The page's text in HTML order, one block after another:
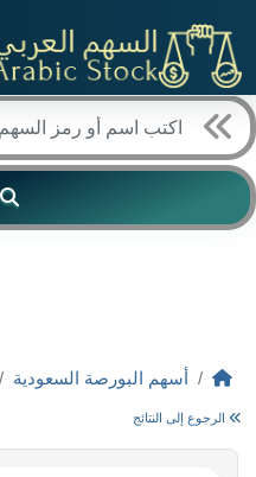
أسهم البورصة السعودية
الرجوع إلى النتائج